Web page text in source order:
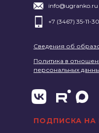
ПОДПИСКА НА
info@ugranko.ru
+7 (3467) 35-11-30
Политика в
персональных
Сведения об